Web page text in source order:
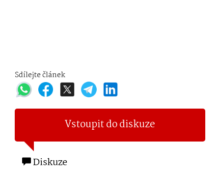
Sdílejte článek
Vstoupit do diskuze
Diskuze